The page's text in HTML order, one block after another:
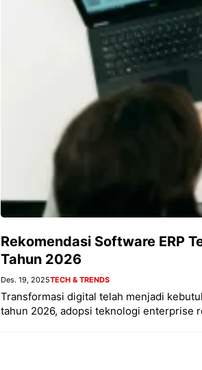
Rekomendasi Software ERP
Tahun 2026
Des. 19, 2025TECH & TRENDS
Transformasi digital telah menjadi
tahun 2026, adopsi teknologi enterprise
Bandung
penawaran
You